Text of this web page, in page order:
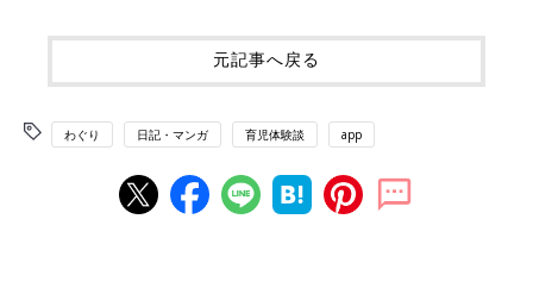
元記事へ戻る
わぐり 日記・マンガ 育児体験談 app